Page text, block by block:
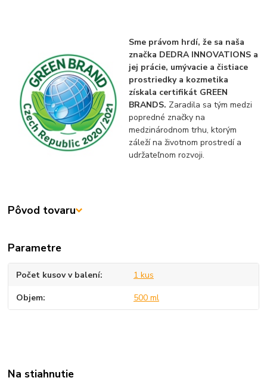
Sme právom hrdí, že sa naša
značka DEDRA INNOVATIONS a
jej prácie, umývacie a čistiace
prostriedky a kozmetika
získala certifikát GREEN
BRANDS. Zaradila sa tým medzi
popredné značky na
medzinárodnom trhu, ktorým
záleží na životnom prostredí a
udržateľnom rozvoji.
Pôvod tovaru
Parametre
Počet kusov v balení 1 kus
Objem 500 ml
Na stiahnutie